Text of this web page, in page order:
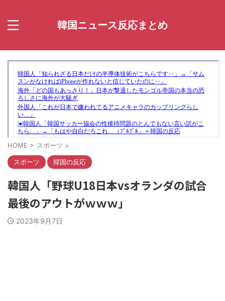
韓国ニュース反応まとめ
HOME > スポーツ >
スポーツ 韓国の反応
韓国人「野球U18日本vsオランダの試合
最後のアウトがｗｗｗ」
2023年9月7日